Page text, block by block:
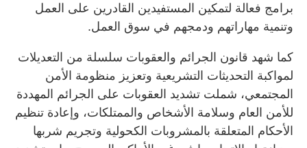
برامج فعالة لتمكين المستفيدين القادرين على العمل
وتنمية مهاراتهم ودمجهم في سوق العمل.
كما شهد قانون الجرائم والعقوبات سلسلة من التعديلات
لمواكبة التحديثات التشريعية وتعزيز منظومة الأمن
المجتمعي، شملت تشديد العقوبات على الجرائم المهددة
للأمن العام وسلامة الأشخاص والممتلكات، وإعادة تنظيم
الأحكام المتعلقة بالمشروبات الكحولية وتجريم شربها